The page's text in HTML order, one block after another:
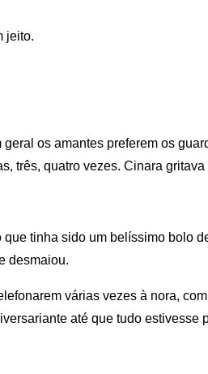
jeito.
os amantes preferem os
três, quatro vezes. Cinara
tinha sido um belíssimo bolo
desmaiou.
várias vezes à nora,
até que tudo estivesse